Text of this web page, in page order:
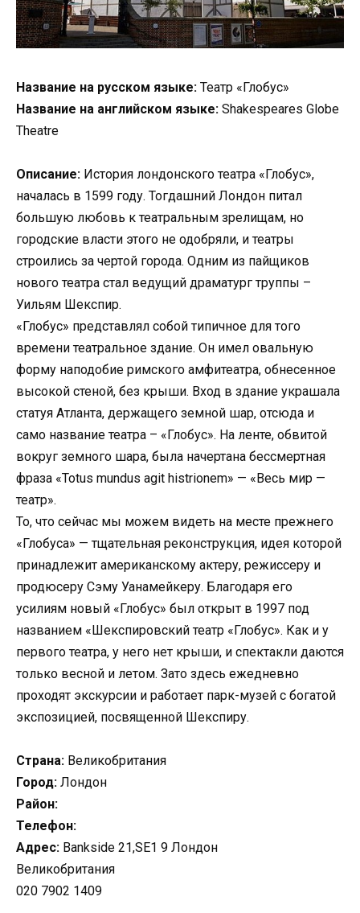
Название на русском языке: Театр «Глобус»
Название на английском языке: Shakespeares Globe
Theatre
Описание: История лондонского театра «Глобус»,
началась в 1599 году. Тогдашний Лондон питал
большую любовь к театральным зрелищам, но
городские власти этого не одобряли, и театры
строились за чертой города. Одним из пайщиков
нового театра стал ведущий драматург труппы –
Уильям Шекспир.
«Глобус» представлял собой типичное для того
времени театральное здание. Он имел овальную
форму наподобие римского амфитеатра, обнесенное
высокой стеной, без крыши. Вход в здание украшала
статуя Атланта, держащего земной шар, отсюда и
само название театра – «Глобус». На ленте, обвитой
вокруг земного шара, была начертана бессмертная
фраза «Totus mundus agit histrionem» — «Весь мир —
театр».
То, что сейчас мы можем видеть на месте прежнего
«Глобуса» — тщательная реконструкция, идея которой
принадлежит американскому актеру, режиссеру и
продюсеру Сэму Уанамейкеру. Благодаря его
усилиям новый «Глобус» был открыт в 1997 под
названием «Шекспировский театр «Глобус». Как и у
первого театра, у него нет крыши, и спектакли даются
только весной и летом. Зато здесь ежедневно
проходят экскурсии и работает парк-музей с богатой
экспозицией, посвященной Шекспиру.
Страна: Великобритания
Город: Лондон
Район:
Телефон:
Адрес: Bankside 21,SE1 9 Лондон
Великобритания
020 7902 1409